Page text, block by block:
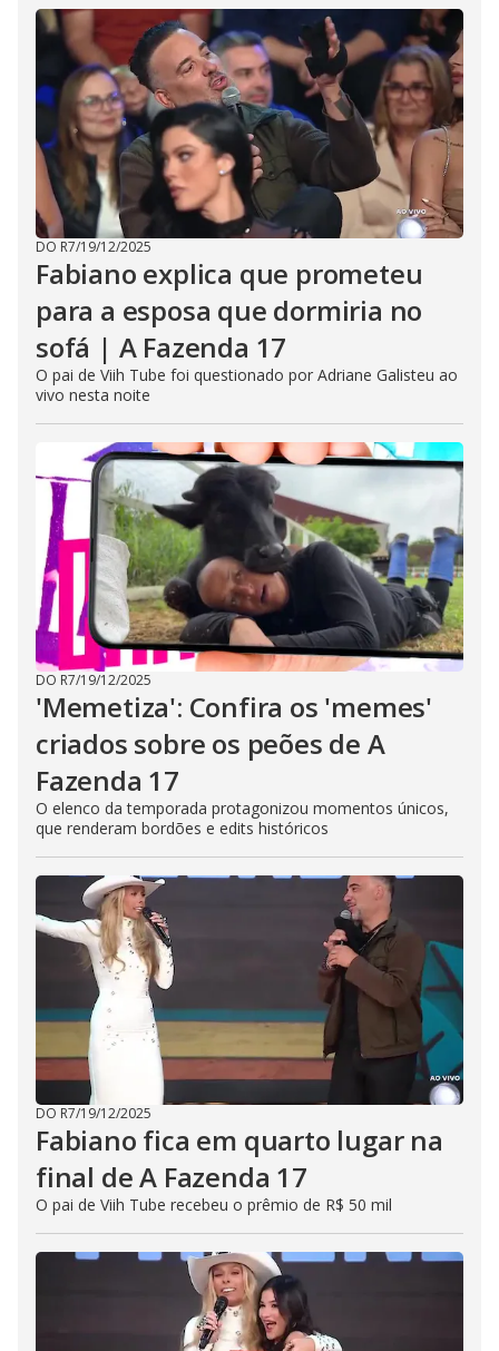
DO R7/19/12/2025
Fabiano explica que prometeu
para a esposa que dormiria no
sofá | A Fazenda 17
O pai de Viih Tube foi questionado por Adriane Galisteu ao
vivo nesta noite
DO R7/19/12/2025
'Memetiza': Confira os 'memes'
criados sobre os peões de A
Fazenda 17
O elenco da temporada protagonizou momentos únicos,
que renderam bordões e edits históricos
DO R7/19/12/2025
Fabiano fica em quarto lugar na
final de A Fazenda 17
O pai de Viih Tube recebeu o prêmio de R$ 50 mil